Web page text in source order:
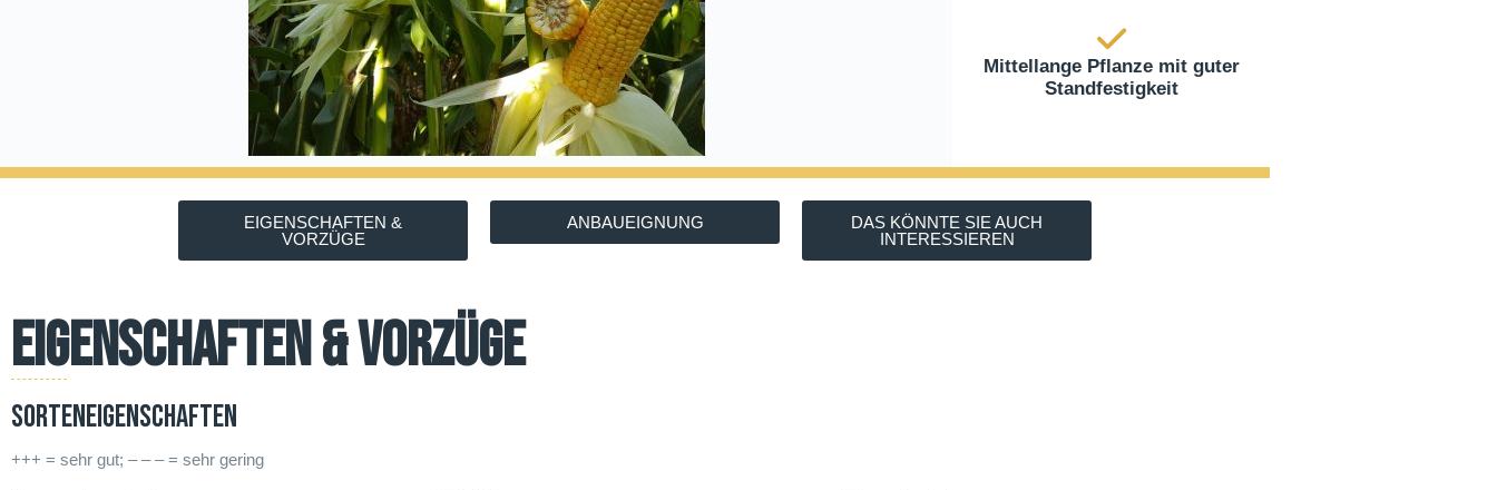
Mittellange Pflanze mit guter
Standfestigkeit
EIGENSCHAFTEN &
VORZÜGE
ANBAUEIGNUNG
DAS KÖNNTE SIE AUCH
INTERESSIEREN
Eigenschaften & Vorzüge
Sorteneigenschaften
+++ = sehr gut; – – – = sehr gering